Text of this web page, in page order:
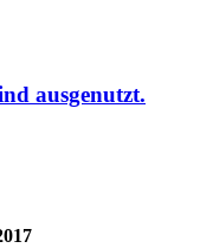
ausgenutzt.